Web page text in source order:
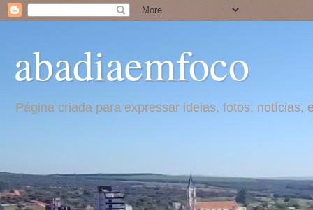
abadiaemfoco
Página criada para expressar ideias, fotos,